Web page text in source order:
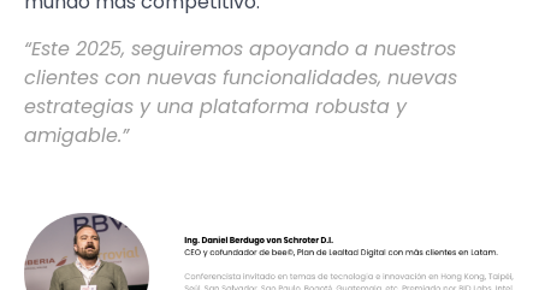
“Este 2025, seguiremos apoyando a nuestros
clientes con nuevas funcionalidades, nuevas
estrategias y una plataforma robusta y
amigable.”